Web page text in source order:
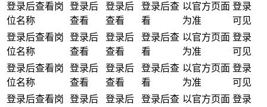
登录后查看岗
位名称
登录后
查看
登录后
查看
登录后查
看
以官方页面
为准
登录
可见
登录后查看岗
位名称
登录后
查看
登录后
查看
登录后查
看
以官方页面
为准
登录
可见
登录后查看岗
位名称
登录后
查看
登录后
查看
登录后查
看
以官方页面
为准
登录
可见
登录后查看岗
登录后
登录后
登录后查 以官方页面 登录